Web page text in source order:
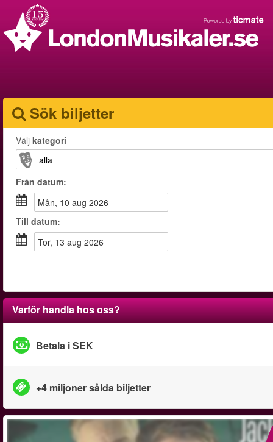
Sök biljetter
Välj kategori
Från datum:
mån, 10 aug 2026
Till datum:
tor, 13 aug 2026
Varför handla hos oss?
Betala i SEK
+4 miljoner sålda biljetter